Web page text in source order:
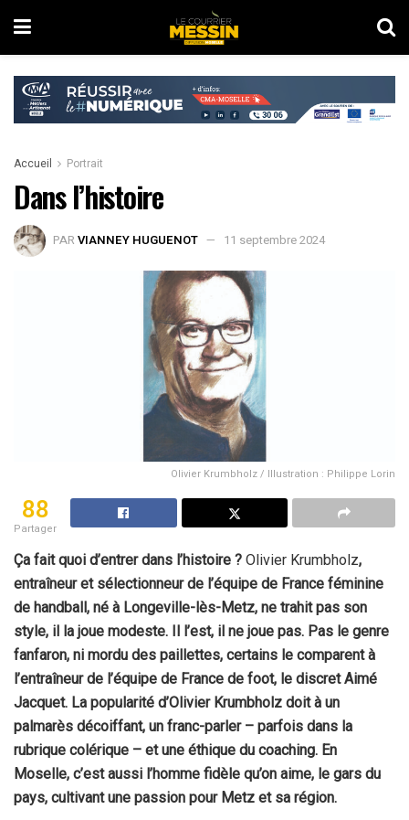
Accueil Portrait
Dans l’histoire
PAR VIANNEY HUGUENOT 11 septembre 2024
Olivier Krumbholz / Illustration : Philippe Lorin
88
Partager
Ça fait quoi d’entrer dans l’histoire ? Olivier Krumbholz,
entraîneur et sélectionneur de l’équipe de France féminine
de handball, né à Longeville-lès-Metz, ne trahit pas son
style, il la joue modeste. Il l’est, il ne joue pas. Pas le genre
fanfaron, ni mordu des paillettes, certains le comparent à
l’entraîneur de l’équipe de France de foot, le discret Aimé
Jacquet. La popularité d’Olivier Krumbholz doit à un
palmarès décoiffant, un franc-parler – parfois dans la
rubrique colérique – et une éthique du coaching. En
Moselle, c’est aussi l’homme fidèle qu’on aime, le gars du
pays, cultivant une passion pour Metz et sa région.